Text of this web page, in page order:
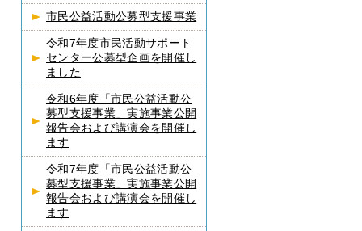
市民公益活動公募型支援事業
令和7年度市民活動サポート
センター公募型企画を開催し
ました
令和6年度「市民公益活動公
募型支援事業」実施事業公開
報告会および講演会を開催し
ます
令和7年度「市民公益活動公
募型支援事業」実施事業公開
報告会および講演会を開催し
ます